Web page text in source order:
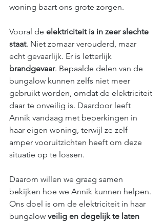
woning baart ons grote zorgen.
Vooral de elektriciteit is in zeer slechte
staat. Niet zomaar verouderd, maar
echt gevaarlijk. Er is letterlijk
brandgevaar. Bepaalde delen van de
bungalow kunnen zelfs niet meer
gebruikt worden, omdat de elektriciteit
daar te onveilig is. Daardoor leeft
Annik vandaag met beperkingen in
haar eigen woning, terwijl ze zelf
amper vooruitzichten heeft om deze
situatie op te lossen.
Daarom willen we graag samen
bekijken hoe we Annik kunnen helpen.
Ons doel is om de elektriciteit in haar
bungalow veilig en degelijk te laten